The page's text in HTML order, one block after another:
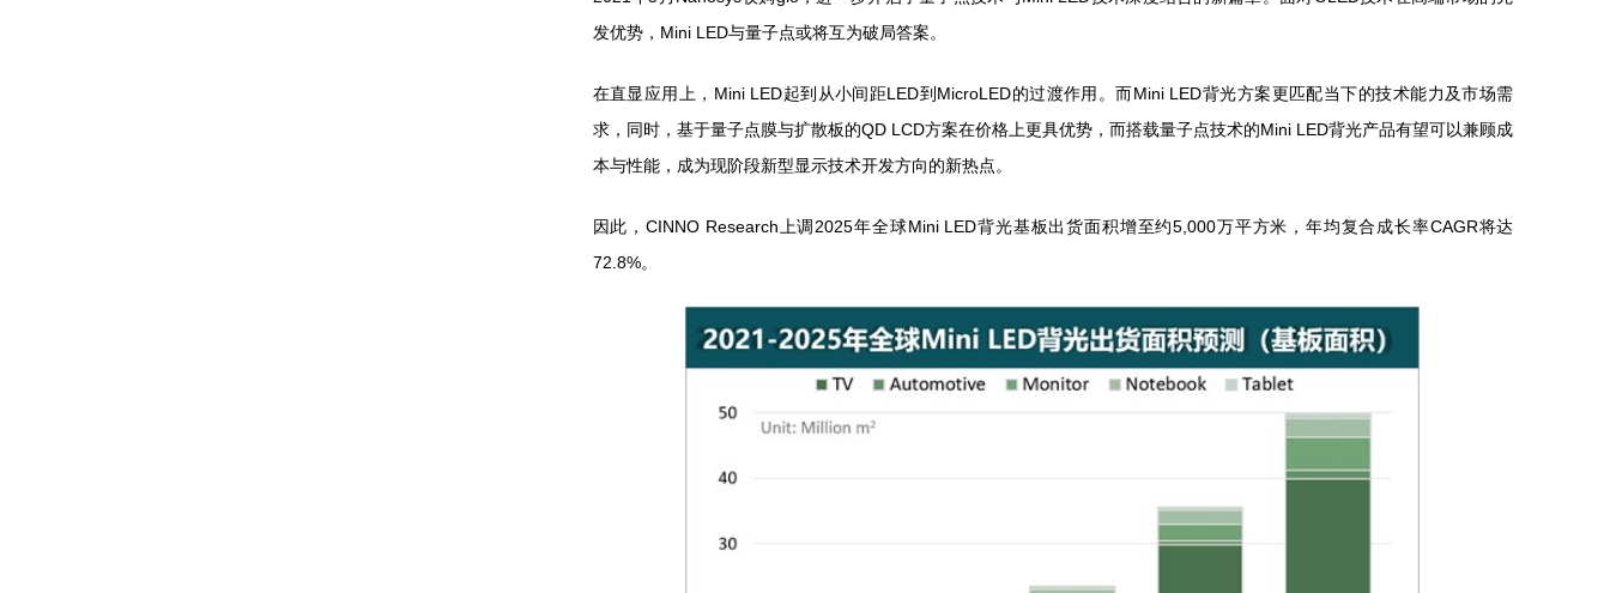
发优势，Mini LED与量子点或将互为破局答案。
在直显应用上，Mini LED起到从小间距LED到MicroLED的过渡作用。而Mini LED背光方案更匹配当下的技术能力及市场需
求，同时，基于量子点膜与扩散板的QD LCD方案在价格上更具优势，而搭载量子点技术的Mini LED背光产品有望可以兼顾成
本与性能，成为现阶段新型显示技术开发方向的新热点。
因此，CINNO Research上调2025年全球Mini LED背光基板出货面积增至约5,000万平方米，年均复合成长率CAGR将达
72.8%。